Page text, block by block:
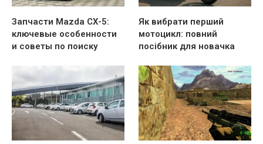
Запчасти Mazda CX-5:
ключевые особенности
и советы по поиску
Як вибрати перший
мотоцикл: повний
посібник для новачка